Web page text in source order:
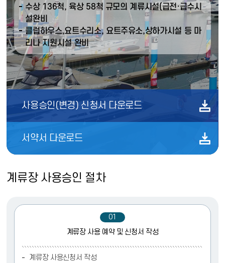
수상 136척, 육상 58척 규모의 계류시설(급전·급수시
설완비
클럽하우스,요트수리소, 요트주유소,상하가시설 등 마
리나 지원시설 완비
사용승인(변경) 신청서 다운로드
서약서 다운로드
계류장 사용승인 절차
01
계류장 사용 예약 및 신청서 작성
계류장 사용신청서 작성